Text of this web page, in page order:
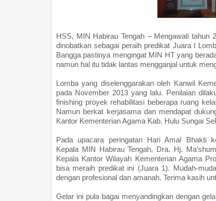
HSS, MIN Habirau Tengah – Mengawali tahun
dinobatkan sebagai peraih predikat Juara I
Bangga pastinya mengingat MIN HT yang
namun hal itu tidak lantas mengganjal untuk
Lomba yang diselenggarakan oleh Kanwil
pada November 2013 yang lalu. Penilaian
finishing proyek rehabilitasi beberapa ruang
Namun berkat kerjasama dan mendapat
Kantor Kementerian Agama Kab. Hulu Sungai
Pada upacara peringatan Hari Amal Bhakti
Kepala MIN Habirau Tengah, Dra. Hj.
Kepala Kantor Wilayah Kementerian Agama
bisa meraih predikat ini (Juara 1). Mudah-
dengan profesional dan amanah. Terima kasih
Gelar ini pula bagai menyandingkan dengan